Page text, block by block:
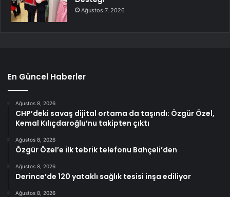
Ağustos 7, 2026
En Güncel Haberler
Ağustos 8, 2026
CHP’deki savaş dijital ortama da taşındı: Özgür Özel,
Kemal Kılıçdaroğlu’nu takipten çıktı
Ağustos 8, 2026
Özgür Özel’e ilk tebrik telefonu Bahçeli’den
Ağustos 8, 2026
Derince’de 120 yataklı sağlık tesisi inşa ediliyor
Ağustos 8, 2026